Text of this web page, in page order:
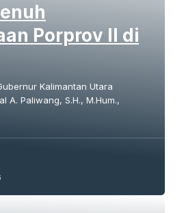
Porprov II di
Kalimantan Utara
A. Paliwang, S.H., M.Hum.,